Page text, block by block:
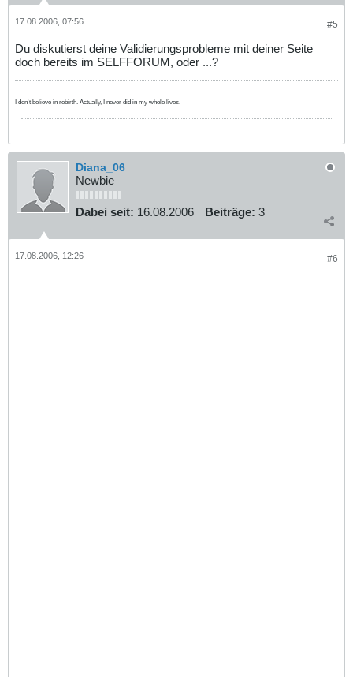
#5
17.08.2006, 07:56
Du diskutierst deine Validierungsprobleme mit deiner Seite
doch bereits im SELFFORUM, oder ...?
I don't believe in rebirth. Actually, I never did in my whole lives.
Diana_06
Newbie
Dabei seit: 16.08.2006 Beiträge: 3
#6
17.08.2006, 12:26